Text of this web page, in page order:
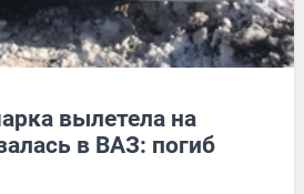
вылетела на
в ВАЗ: погиб